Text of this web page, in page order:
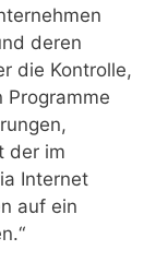
deren
die Kontrolle,
der im
Internet
auf ein